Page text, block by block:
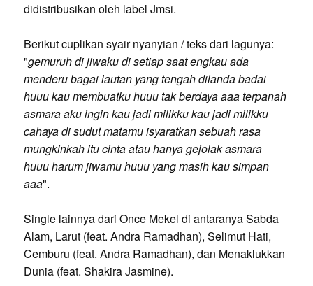
didistribusikan oleh label Jmsi.
Berikut cuplikan syair nyanyian / teks dari lagunya:
"gemuruh di jiwaku di setiap saat engkau ada
menderu bagai lautan yang tengah dilanda badai
huuu kau membuatku huuu tak berdaya aaa terpanah
asmara aku ingin kau jadi milikku kau jadi milikku
cahaya di sudut matamu isyaratkan sebuah rasa
mungkinkah itu cinta atau hanya gejolak asmara
huuu harum jiwamu huuu yang masih kau simpan
aaa".
Single lainnya dari Once Mekel di antaranya Sabda
Alam, Larut (feat. Andra Ramadhan), Selimut Hati,
Cemburu (feat. Andra Ramadhan), dan Menaklukkan
Dunia (feat. Shakira Jasmine).